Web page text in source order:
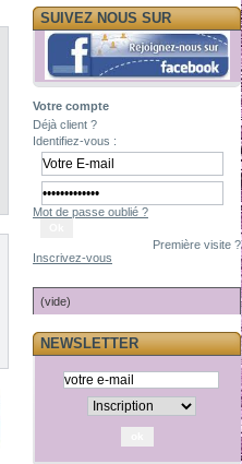
SUIVEZ NOUS SUR
Votre compte
Déjà client ?
Identifiez-vous :
Mot de passe oublié ?
Première visite ?
Inscrivez-vous
(vide)
NEWSLETTER